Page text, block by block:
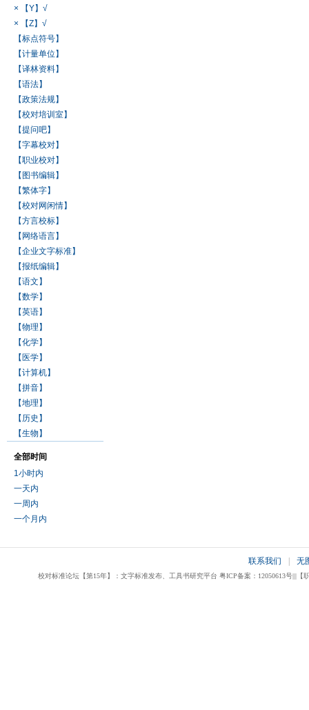
× 【Y】√
× 【Z】√
【标点符号】
【计量单位】
【译林资料】
【语法】
【政策法规】
【校对培训室】
【提问吧】
【字幕校对】
【职业校对】
【图书编辑】
【繁体字】
【校对网闲情】
【方言校标】
【网络语言】
【企业文字标准】
【报纸编辑】
【语文】
【数学】
【英语】
【物理】
【化学】
【医学】
【计算机】
【拼音】
【地理】
【历史】
【生物】
全部时间
1小时内
一天内
一周内
一个月内
联系我们 无
校对标准论坛【第15年】：文字标准发布、工具书研究平台 粤ICP备案：12050613号|||【